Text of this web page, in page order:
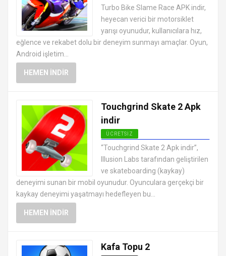
EN İYI ANDROID APK OYUNLARI
ÜCRETSIZ
Turbo Bike Slame Race APK indir,
heyecan verici bir motorsiklet
yarışı oyunudur, kullanıcılara hız,
eğlence ve rekabet dolu bir deneyim sunmayı amaçlar. Oyun,
Android işletim...
HEMEN İNDIR
Touchgrind Skate 2 Apk
indir
ÜCRETSIZ
EN İYI ANDROID APK OYUNLARI
ÜCRETSIZ
“Touchgrind Skate 2 Apk indir”,
Illusion Labs tarafından geliştirilen
ve skateboarding (kaykay)
deneyimi sunan bir mobil oyunudur. Oyunculara gerçekçi bir
kaykay deneyimi yaşatmayı hedefleyen bu...
HEMEN İNDIR
Kafa Topu 2